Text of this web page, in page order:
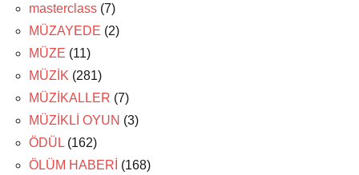
masterclass (7)
MÜZAYEDE (2)
MÜZE (11)
MÜZİK (281)
MÜZİKALLER (7)
MÜZİKLİ OYUN (3)
ÖDÜL (162)
ÖLÜM HABERİ (168)